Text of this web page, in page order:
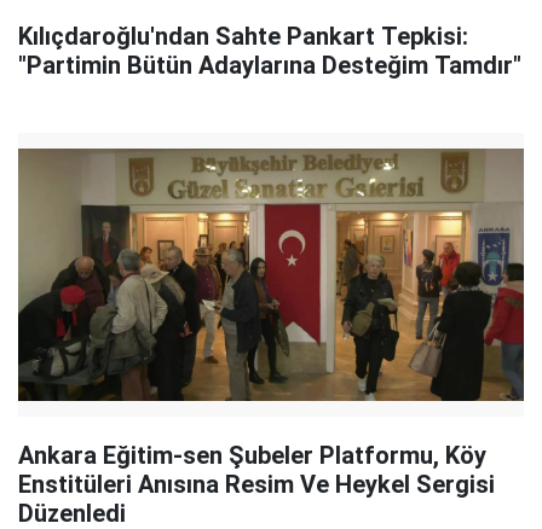
Kılıçdaroğlu'ndan Sahte Pankart Tepkisi:
"Partimin Bütün Adaylarına Desteğim Tamdır"
Ankara Eğitim-sen Şubeler Platformu, Köy
Enstitüleri Anısına Resim Ve Heykel Sergisi
Düzenledi